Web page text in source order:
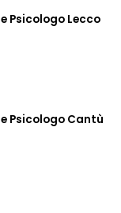
Psicologo Lecco
Psicologo Cantù